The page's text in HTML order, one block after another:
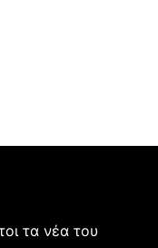
τα νέα του